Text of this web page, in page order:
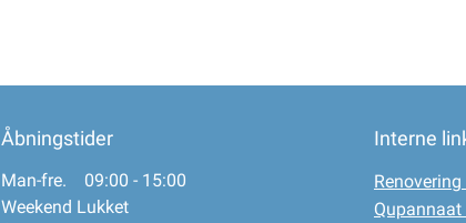
Åbningstider
Man-fre. 09:00 - 15:00
Weekend Lukket
Interne